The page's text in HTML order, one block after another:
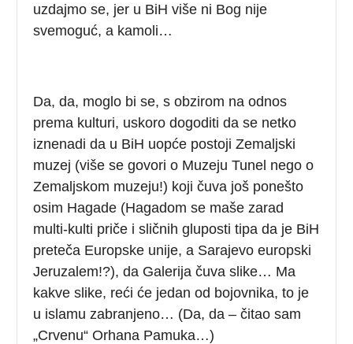
uzdajmo se, jer u BiH više ni Bog nije
svemoguć, a kamoli…
Da, da, moglo bi se, s obzirom na odnos
prema kulturi, uskoro dogoditi da se netko
iznenadi da u BiH uopće postoji Zemaljski
muzej (više se govori o Muzeju Tunel nego o
Zemaljskom muzeju!) koji čuva još ponešto
osim Hagade (Hagadom se maše zarad
multi-kulti priče i sličnih gluposti tipa da je BiH
preteča Europske unije, a Sarajevo europski
Jeruzalem!?), da Galerija čuva slike… Ma
kakve slike, reći će jedan od bojovnika, to je
u islamu zabranjeno… (Da, da – čitao sam
„Crvenu“ Orhana Pamuka…)